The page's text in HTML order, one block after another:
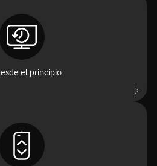
el principio
que ya haya comenzado.
avanza minutos. Tus palabras son
órdenes.